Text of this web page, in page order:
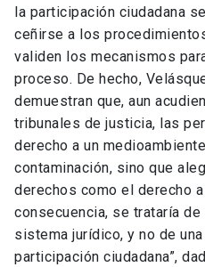
la participación ciudadana
ceñirse a los
validen los mecanismos
proceso. De hecho,
demuestran que, aun
tribunales de justicia, las
derecho a un
contaminación, sino que
derechos como el derecho a
consecuencia, se trataría
sistema jurídico, y no de una
participación ciudadana”,